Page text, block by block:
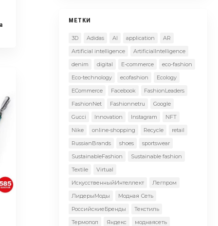
МЕТКИ
3D Adidas AI application
AR
Artificial intelligence
ArtificialIntelligence
denim
digital E-commerce
eco-fashion
Eco-technology
ecofashion
Ecology
ECommerce
Facebook
FashionLeaders
FashionNet
Fashionnetru
Google
Gucci
Innovation Instagram
NFT
Nike
online-shopping Recycle
retail
RussianBrands
shoes
sportswear
SustainableFashion
Sustainable fashion
Textile
Virtual
ИскусственныйИнтеллект
Легпром
ЛидерыМоды
Модная Сеть
РоссийскиеБренды
Текстиль
Термопол
Яндекс
моднаясеть